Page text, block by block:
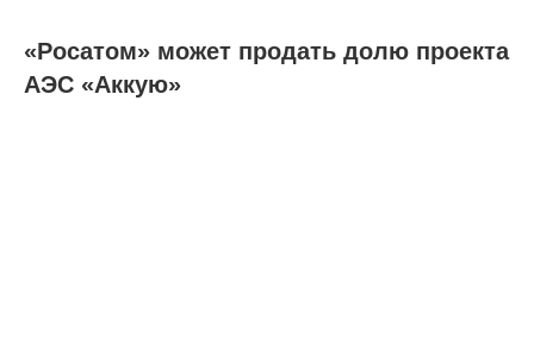
«Росатом» может продать долю проекта
АЭС «Аккую»